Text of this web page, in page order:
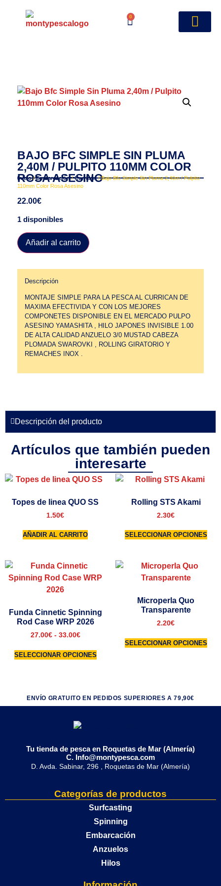
0
BAJO BFC SIMPLE SIN PLUMA
2,40M / PULPITO 110MM COLOR
ROSA ASESINO
Inicio/Embarcación/Curricán/ Bajo Bfc Simple Sin Pluma 2,40m / Pulpito
110mm Color Rosa Asesino
22.00€
1 disponibles
Añadir al carrito
Descripción
MONTAJE SIMPLE PARA LA PESCA AL CURRICAN DE
MAXIMA EFECTIVIDA Y CON LOS MEJORES
COMPONETES DISPONIBLE EN EL MERCADO PULPO
ASESINO YAMASHITA , HILO JAPONES INVISIBLE 1.00
DE ALTA CALIDAD ANZUELO 3/0 MUSTAD CABEZA
PLOMADA SWAROVKI , ROLLING GIRATORIO Y
REMACHES INOX .
Descripción del producto
Artículos que también pueden
interesarte
Topes de linea QUO SS
1.50€
AÑADIR AL CARRITO
Rolling STS Akami
2.30€
SELECCIONAR OPCIONES
Funda Cinnetic Spinning
Rod Case WRP 2026
27.00€ - 33.00€
SELECCIONAR OPCIONES
Microperla Quo
Transparente
2.20€
SELECCIONAR OPCIONES
ENVÍO GRATUITO EN PEDIDOS SUPERIORES A 79,90€
Tu tienda de pesca en Roquetas de Mar (Almería)
C. Info@montypesca.com
D. Avda. Sabinar, 296 , Roquetas de Mar (Almería)
Categorías de productos
Surfcasting
Spinning
Embarcación
Anzuelos
Hilos